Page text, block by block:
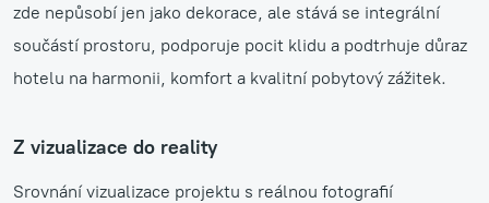
zde nepůsobí jen jako dekorace, ale stává se integrální
součástí prostoru, podporuje pocit klidu a podtrhuje důraz
hotelu na harmonii, komfort a kvalitní pobytový zážitek.
Z vizualizace do reality
Srovnání vizualizace projektu s reálnou fotografií